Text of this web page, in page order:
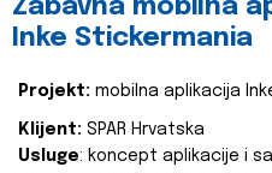
Zabavna mobilna
Inke Stickermania
Projekt: mobilna aplikacija
Klijent: SPAR Hrvatska
Usluge: koncept aplikacije i